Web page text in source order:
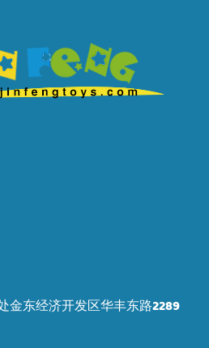
金东经济开发区华丰东路2289